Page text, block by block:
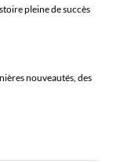
pleine de succès
nouveautés, des